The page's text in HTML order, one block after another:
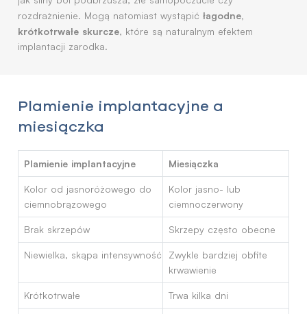
rozdrażnienie. Mogą natomiast wystąpić łagodne,
krótkotrwałe skurcze, które są naturalnym efektem
implantacji zarodka.
Plamienie implantacyjne a
miesiączka
Plamienie implantacyjne Miesiączka
Kolor od jasnoróżowego do
ciemnobrązowego
Kolor jasno- lub
ciemnoczerwony
Brak skrzepów Skrzepy często obecne
Niewielka, skąpa intensywność
Zwykle bardziej obfite
krwawienie
Krótkotrwałe Trwa kilka dni